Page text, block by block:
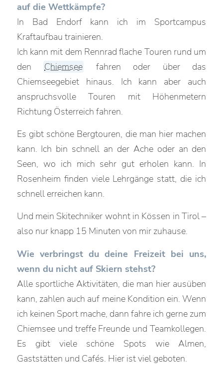
auf die Wettkämpfe?
In Bad Endorf kann ich im Sportcampus
Kraftaufbau trainieren.
Ich kann mit dem Rennrad flache Touren rund um
den Chiemsee fahren oder über das
Chiemseegebiet hinaus. Ich kann aber auch
anspruchsvolle Touren mit Höhenmetern
Richtung Österreich fahren.
Es gibt schöne Bergtouren, die man hier machen
kann. Ich bin schnell an der Ache oder an den
Seen, wo ich mich sehr gut erholen kann. In
Rosenheim finden viele Lehrgänge statt, die ich
schnell erreichen kann.
Und mein Skitechniker wohnt in Kössen in Tirol –
also nur knapp 15 Minuten von mir zuhause.
Wie verbringst du deine Freizeit bei uns,
wenn du nicht auf Skiern stehst?
Alle sportliche Aktivitäten, die man hier ausüben
kann, zahlen auch auf meine Kondition ein. Wenn
ich keinen Sport mache, dann fahre ich gerne zum
Chiemsee und treffe Freunde und Teamkollegen.
Es gibt viele schöne Spots wie Almen,
Gaststätten und Cafés. Hier ist viel geboten.